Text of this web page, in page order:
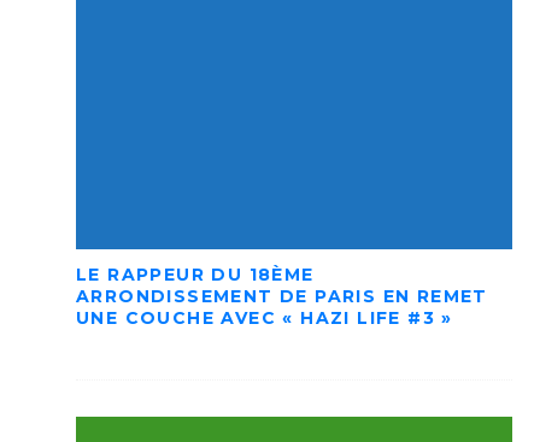
LE RAPPEUR DU 18ÈME
ARRONDISSEMENT DE PARIS EN REMET
UNE COUCHE AVEC « HAZI LIFE #3 »